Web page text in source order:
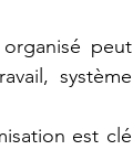
peut
système
est clé